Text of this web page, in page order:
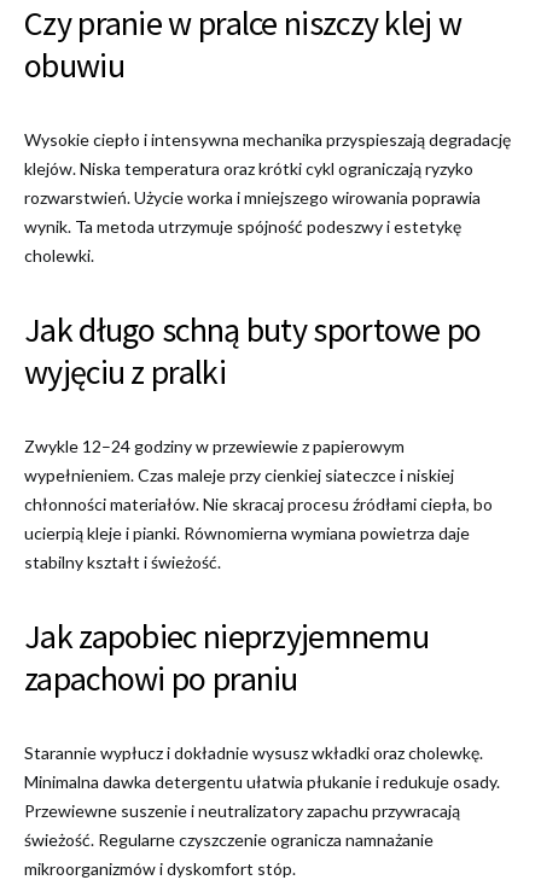
Czy pranie w pralce niszczy klej w
obuwiu
Wysokie ciepło i intensywna mechanika przyspieszają degradację
klejów. Niska temperatura oraz krótki cykl ograniczają ryzyko
rozwarstwień. Użycie worka i mniejszego wirowania poprawia
wynik. Ta metoda utrzymuje spójność podeszwy i estetykę
cholewki.
Jak długo schną buty sportowe po
wyjęciu z pralki
Zwykle 12–24 godziny w przewiewie z papierowym
wypełnieniem. Czas maleje przy cienkiej siateczce i niskiej
chłonności materiałów. Nie skracaj procesu źródłami ciepła, bo
ucierpią kleje i pianki. Równomierna wymiana powietrza daje
stabilny kształt i świeżość.
Jak zapobiec nieprzyjemnemu
zapachowi po praniu
Starannie wypłucz i dokładnie wysusz wkładki oraz cholewkę.
Minimalna dawka detergentu ułatwia płukanie i redukuje osady.
Przewiewne suszenie i neutralizatory zapachu przywracają
świeżość. Regularne czyszczenie ogranicza namnażanie
mikroorganizmów i dyskomfort stóp.